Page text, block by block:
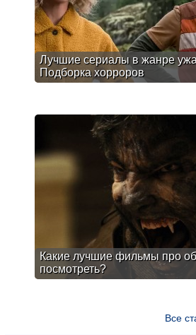
Лучшие сериалы в жанре
Подборка хорроров
Какие лучшие фильмы про
посмотреть?
Все